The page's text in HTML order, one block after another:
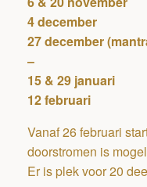
4 december
27 december
–
15 & 29 januari
12 februari
Vanaf 26 februari
doorstromen is
Er is plek voor 20